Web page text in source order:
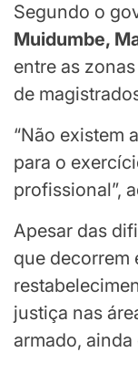
Segundo o
Muidumbe,
entre as
de
“Não existem
para o
profissional”,
Apesar das
que decorrem
justiça nas
armado,